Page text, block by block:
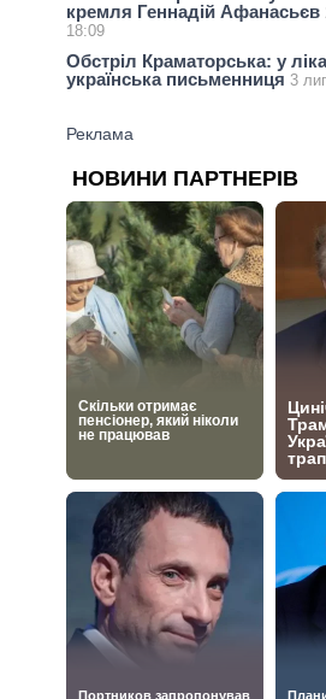
кремля Геннадій Афанасьєв
18:09
Обстріл Краматорська: у
українська письменниця 3